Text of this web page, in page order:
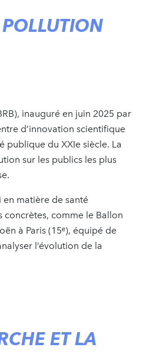
inauguré en juin 2025 par
d’innovation scientifique
publique du XXIe siècle. La
sur les publics les plus
en matière de santé
concrètes, comme le Ballon
à Paris (15ᵉ), équipé de
l’évolution de la
ET LA